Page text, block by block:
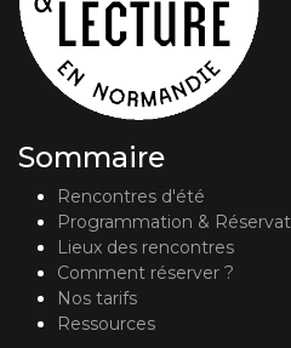
Sommaire
Rencontres d'été
Programmation &
Lieux des rencontres
Comment réserver ?
Nos tarifs
Ressources